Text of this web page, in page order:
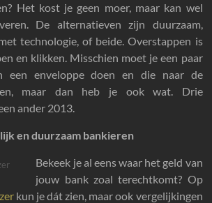
Het kost je geen moer, maar kan wel
De alternatieven zijn duurzaam,
technologie, of beide. Overstappen is
en klikken. Misschien moet je een paar
een enveloppe doen en die naar de
maar dan heb je ook wat. Drie
ander 2013.
en duurzaam bankieren
Bekeek je al eens waar het geld van
jouw bank zoal terechtkomt? Op
kun je dát zien, maar ook vergelijkingen